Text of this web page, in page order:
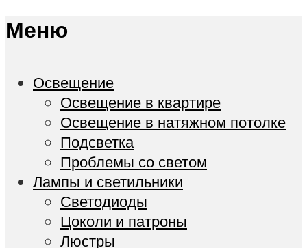
Меню
Освещение
Освещение в квартире
Освещение в натяжном потолке
Подсветка
Проблемы со светом
Лампы и светильники
Светодиоды
Цоколи и патроны
Люстры